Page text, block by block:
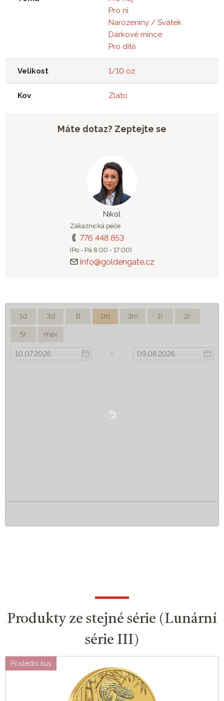
Pro ni
Narozeniny / Svátek
Dárkové mince
Pro dítě
Velikost 1/10 oz
Kov Zlato
Máte dotaz? Zeptejte se
Nikol
Zákaznická péče
776 448 853
(Po - Pá 8:00 - 17:00)
info@goldengate.cz
1d 3d 1t 1m 3m 1r 2r
5r max
-
Produkty ze stejné série (Lunární
série III)
Poslední kus